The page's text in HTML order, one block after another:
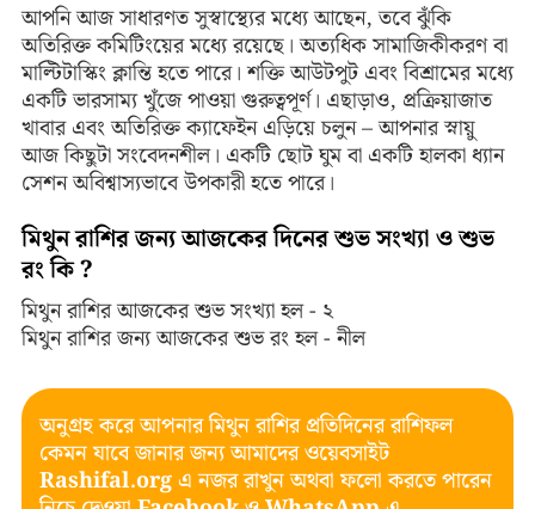
আপনি আজ সাধারণত সুস্বাস্থ্যের মধ্যে আছেন, তবে ঝুঁকি
অতিরিক্ত কমিটিংয়ের মধ্যে রয়েছে। অত্যধিক সামাজিকীকরণ বা
মাল্টিটাস্কিং ক্লান্তি হতে পারে। শক্তি আউটপুট এবং বিশ্রামের মধ্যে
একটি ভারসাম্য খুঁজে পাওয়া গুরুত্বপূর্ণ। এছাড়াও, প্রক্রিয়াজাত
খাবার এবং অতিরিক্ত ক্যাফেইন এড়িয়ে চলুন – আপনার স্নায়ু
আজ কিছুটা সংবেদনশীল। একটি ছোট ঘুম বা একটি হালকা ধ্যান
সেশন অবিশ্বাস্যভাবে উপকারী হতে পারে।
মিথুন রাশির জন্য আজকের দিনের শুভ সংখ্যা ও শুভ
রং কি ?
মিথুন রাশির আজকের শুভ সংখ্যা হল - ২
মিথুন রাশির জন্য আজকের শুভ রং হল - নীল
অনুগ্রহ করে আপনার মিথুন রাশির প্রতিদিনের রাশিফল
কেমন যাবে জানার জন্য আমাদের ওয়েবসাইট
Rashifal.orgএ নজর রাখুন অথবা ফলো করতে পারেন